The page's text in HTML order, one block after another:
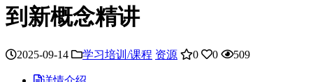
到新概念精讲
2025-09-14 学习培训/课程 资源 0 0 509